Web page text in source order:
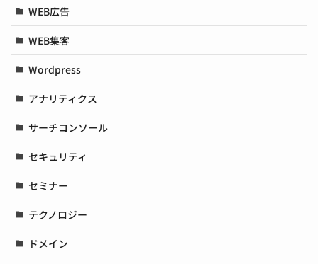
WEB広告
WEB集客
Wordpress
アナリティクス
サーチコンソール
セキュリティ
セミナー
テクノロジー
ドメイン